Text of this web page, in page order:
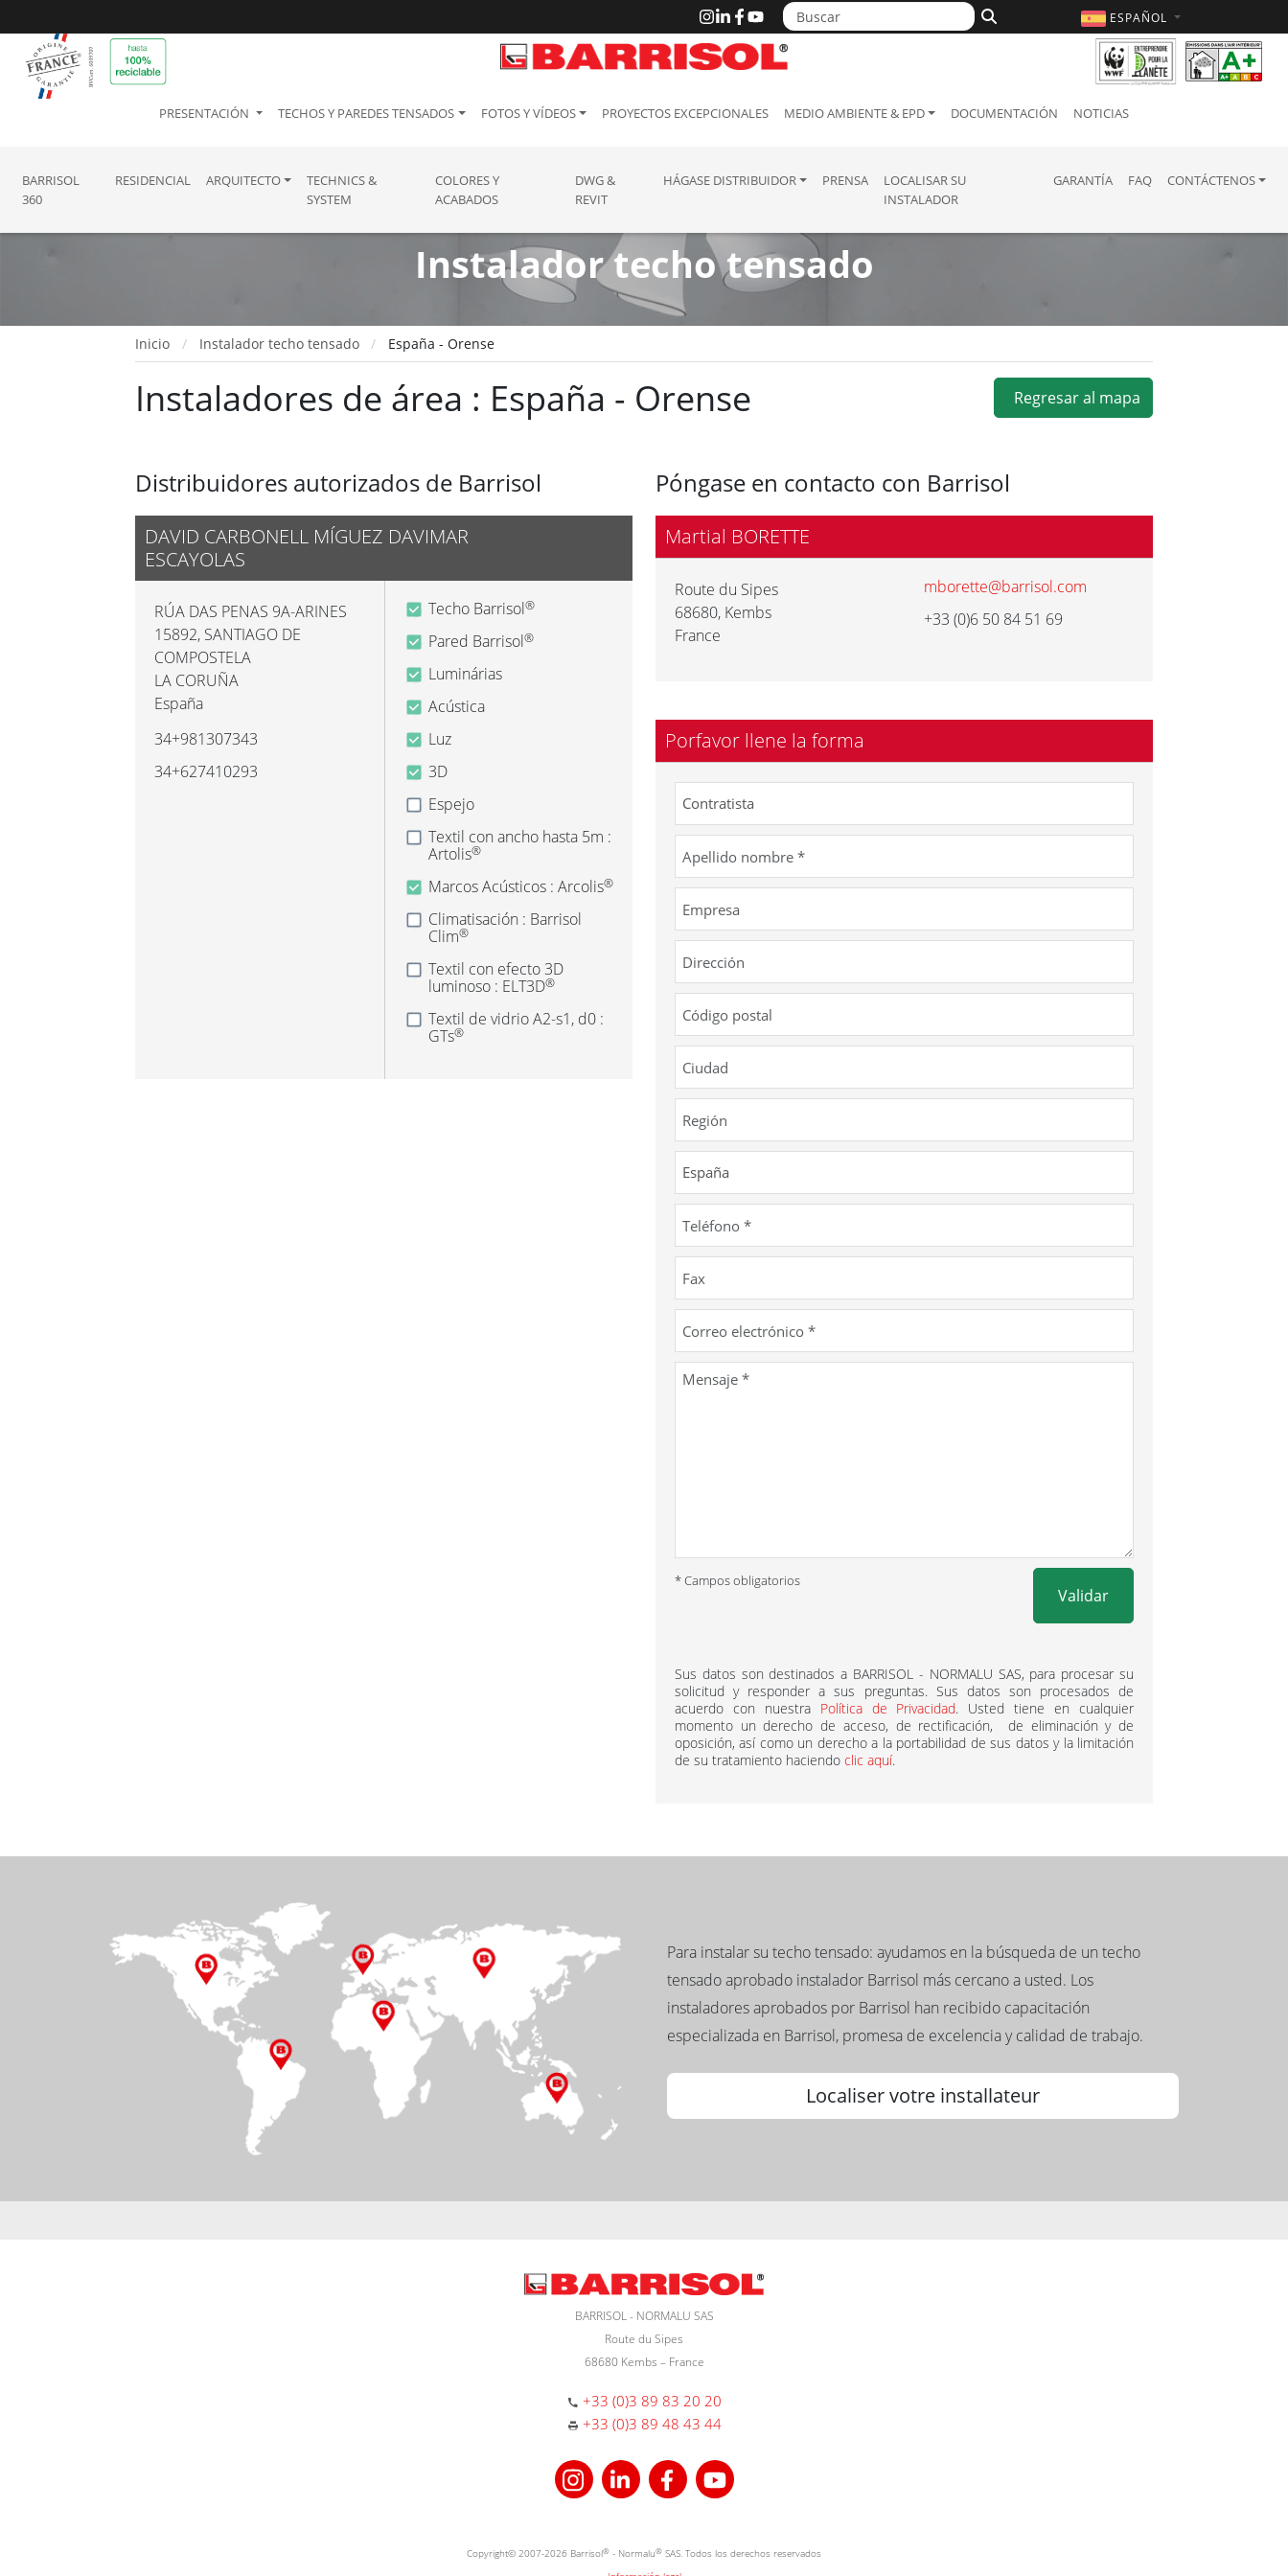
ESPAÑOL
PRESENTACIÓN TECHOS Y PAREDES TENSADOS FOTOS Y VÍDEOS PROYECTOS EXCEPCIONALES MEDIO AMBIENTE & EPD DOCUMENTACIÓN NOTICIAS
BARRISOL
360
RESIDENCIAL ARQUITECTO
TECHNICS &
SYSTEM
COLORES Y
ACABADOS
DWG &
REVIT
HÁGASE DISTRIBUIDOR PRENSA
LOCALISAR SU
INSTALADOR
GARANTÍA FAQ CONTÁCTENOS
Instalador techo tensado
Inicio Instalador techo tensado España - Orense
Regresar al mapa
Instaladores de área : España - Orense
Distribuidores autorizados de Barrisol
DAVID CARBONELL MÍGUEZ DAVIMAR
ESCAYOLAS
RÚA DAS PENAS 9A-ARINES
15892, SANTIAGO DE
COMPOSTELA
LA CORUÑA
España
34+981307343
34+627410293
Techo Barrisol®
Pared Barrisol®
Luminárias
Acústica
Luz
3D
Espejo
Textil con ancho hasta 5m :
Artolis®
Marcos Acústicos : Arcolis®
Climatisación : Barrisol
Clim®
Textil con efecto 3D
luminoso : ELT3D®
Textil de vidrio A2-s1, d0 :
GTs®
Póngase en contacto con Barrisol
Martial BORETTE
Route du Sipes
68680, Kembs
France
mborette@barrisol.com
+33 (0)6 50 84 51 69
Porfavor llene la forma
* Campos obligatorios
Validar
Sus datos son destinados a BARRISOL - NORMALU SAS, para procesar su
solicitud y responder a sus preguntas. Sus datos son procesados ​​de
acuerdo con nuestra Política de Privacidad. Usted tiene en cualquier
momento un derecho de acceso, de rectificación, de eliminación y de
oposición, así como un derecho a la portabilidad de sus datos y la limitación
de su tratamiento haciendo clic aquí.
Para instalar su techo tensado: ayudamos en la búsqueda de un techo
tensado aprobado instalador Barrisol más cercano a usted. Los
instaladores aprobados por Barrisol han recibido capacitación
especializada en Barrisol, promesa de excelencia y calidad de trabajo.
Localiser votre installateur
BARRISOL - NORMALU SAS
Route du Sipes
68680 Kembs – France
+33 (0)3 89 83 20 20
+33 (0)3 89 48 43 44
Copyright© 2007-2026 Barrisol® - Normalu® SAS. Todos los derechos reservados